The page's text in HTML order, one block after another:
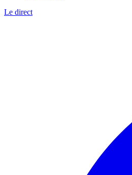
Le direct